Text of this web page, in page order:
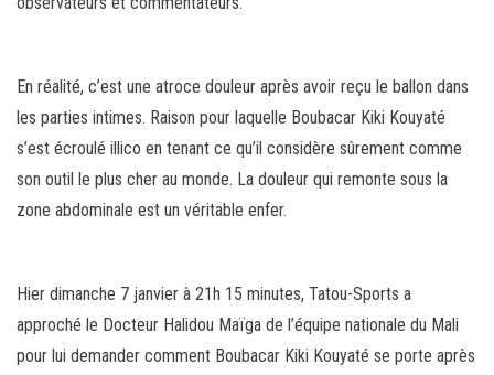
En réalité, c’est une atroce douleur après avoir reçu le ballon dans
les parties intimes. Raison pour laquelle Boubacar Kiki Kouyaté
s’est écroulé illico en tenant ce qu’il considère sûrement comme
son outil le plus cher au monde. La douleur qui remonte sous la
zone abdominale est un véritable enfer.
Hier dimanche 7 janvier à 21h 15 minutes, Tatou-Sports a
approché le Docteur Halidou Maïga de l’équipe nationale du Mali
pour lui demander comment Boubacar Kiki Kouyaté se porte après